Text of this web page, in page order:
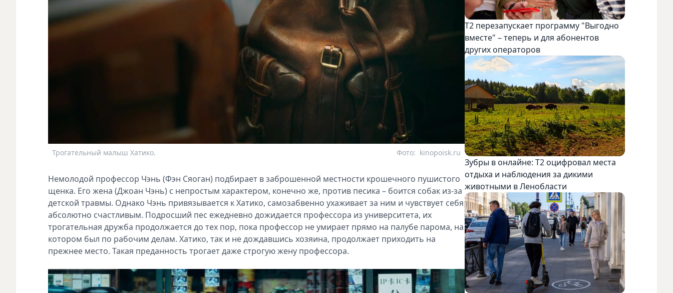
Трогательный малыш Хатико. kinopoisk.ru
Фото:
Немолодой профессор Чэнь (Фэн Сяоган) подбирает в заброшенной местности крошечного пушистого
щенка. Его жена (Джоан Чэнь) с непростым характером, конечно же, против песика – боится собак из-за
детской травмы. Однако Чэнь привязывается к Хатико, самозабвенно ухаживает за ним и чувствует себя
абсолютно счастливым. Подросший пес ежедневно дожидается профессора из университета, их
трогательная дружба продолжается до тех пор, пока профессор не умирает прямо на палубе парома, на
котором был по рабочим делам. Хатико, так и не дождавшись хозяина, продолжает приходить на
прежнее место. Такая преданность трогает даже строгую жену профессора.
Т2 перезапускает программу "Выгодно
вместе" – теперь и для абонентов
других операторов
Зубры в онлайне: Т2 оцифровал места
отдыха и наблюдения за дикими
животными в Ленобласти